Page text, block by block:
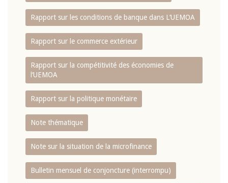
Rapport sur les conditions de banque dans L‘UEMOA
Rapport sur le commerce extérieur
Rapport sur la compétitivité des économies de
l‘UEMOA
Rapport sur la politique monétaire
Note thématique
Note sur la situation de la microfinance
Bulletin mensuel de conjoncture (interrompu)